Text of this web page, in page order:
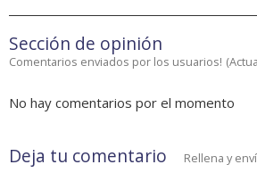
Sección de opinión
Comentarios enviados por los usuarios! (
No hay comentarios por el momento
Deja tu comentario Rellena y